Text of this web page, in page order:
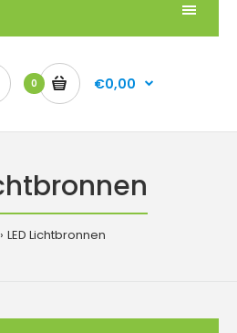
0 €0,00
LED Lichtbronnen